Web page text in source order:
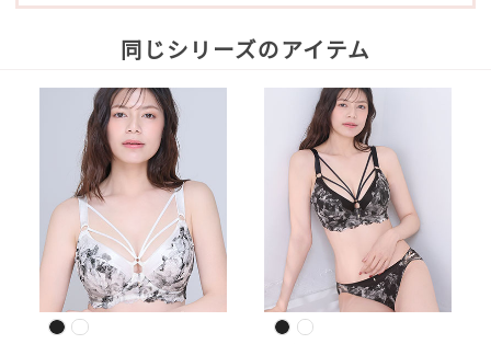
同じシリーズのアイテム